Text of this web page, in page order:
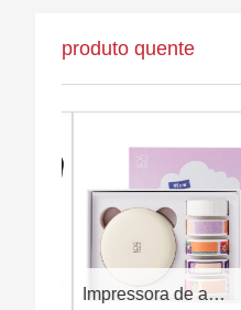
produto quente
Impressora de adesivos pequenos adequado para etiquetas coloridas